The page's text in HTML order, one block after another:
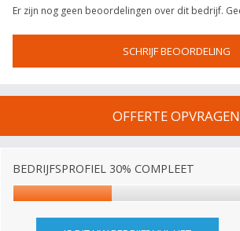
Er zijn nog geen beoordelingen over dit bedrijf.
SCHRIJF BEOORDELING
OFFERTE OPVRAGEN
BEDRIJFSPROFIEL 30% COMPLEET